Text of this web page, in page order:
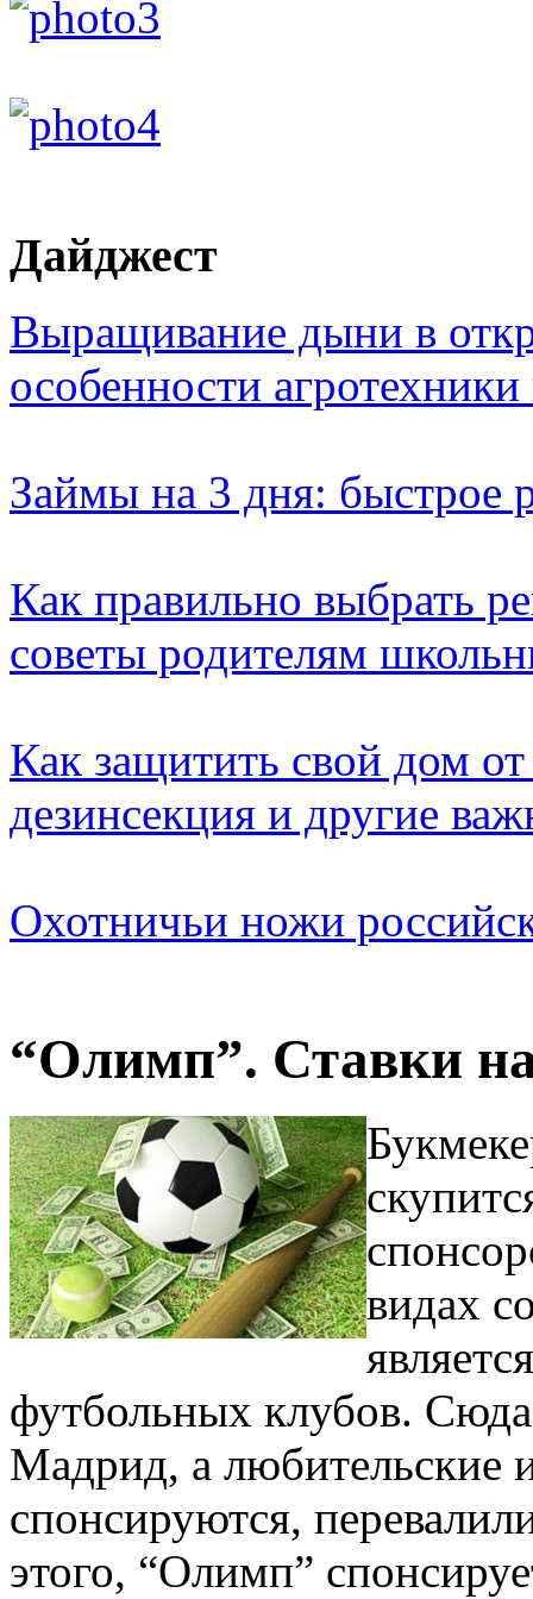
Дайджест
Выращивание дыни в
особенности
Займы на 3 дня: быстрое
Как правильно выбрать
советы родителям
Как защитить свой дом
дезинсекция и другие
Охотничьи ножи
“Олимп”. Ставки
видах
футбольных клубов.
Мадрид, а любительские
спонсируются,
этого, “Олимп”